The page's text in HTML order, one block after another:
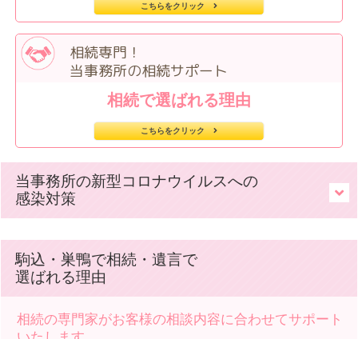
こちらをクリック
相続専門！
当事務所の相続サポート
相続で選ばれる理由
こちらをクリック
当事務所の新型コロナウイルスへの
感染対策
駒込・巣鴨で相続・遺言で
選ばれる理由
相続の専門家がお客様の相談内容に合わせてサポート